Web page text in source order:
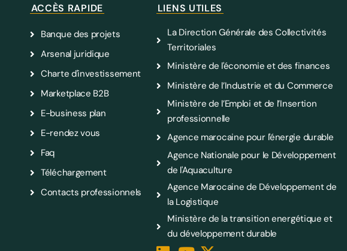
ACCÈS RAPIDE
Banque des projets
Arsenal juridique
Charte d'investissement
Marketplace B2B
E-business plan
E-rendez vous
Faq
Téléchargement
Contacts professionnels
LIENS UTILES
La Direction Générale des Collectivités
Territoriales
Ministère de l'économie et des finances
Ministère de l’Industrie et du Commerce
Ministère de l’Emploi et de l’Insertion
professionnelle
Agence marocaine pour l'énergie durable
Agence Nationale pour le Développement
de l'Aquaculture
Agence Marocaine de Développement de
la Logistique
Ministère de la transition energétique et
du développement durable